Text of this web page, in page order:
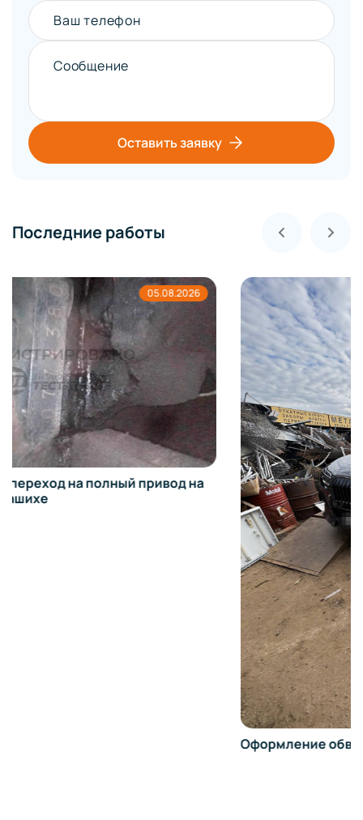
Ваш телефон
Сообщение
Оставить заявку
Последние работы
04.08.2026
Оформление обвеса на BMW 740D в Балашихе